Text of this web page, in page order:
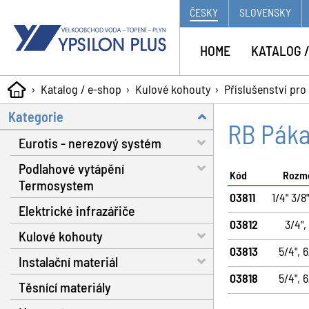
Katalog / e-shop Kulové kohouty Příslušenství pro
RB
Kód
03811 1/4" 3/
03812
3/4",
03813
5/4",
03818
5/4",
Kategorie
Eurotis - nerezový systém
Trubky - voda, plyn, solár
Matice a těsnění
Fitinky s dosedací plochou
Nářadí
Plynové hadice
Příslušenství
Podlahové vytápění
Termosystem
Trubky
Dilatační pásy
Fixační spony
Systémové izolační desky
Elektrické infrazářiče
Kulové kohouty
Voda RB do 130 °C
Voda RB do 160 °C
Instalační materiál
Separátor nečistot
Těsnící materiály
ČESKY SLOVENSKY
HOME KATALOG